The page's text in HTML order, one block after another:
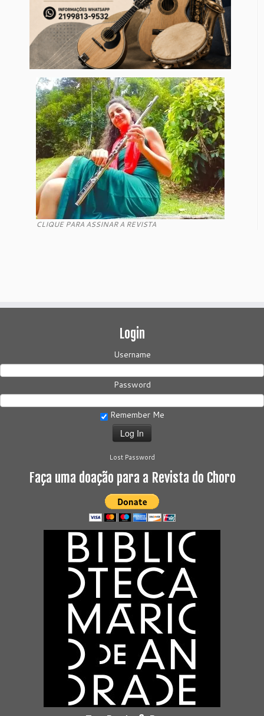
CLIQUE PARA ASSINAR A REVISTA
Login
Username
Password
Remember Me
Lost Password
Faça uma doação para a Revista do Choro